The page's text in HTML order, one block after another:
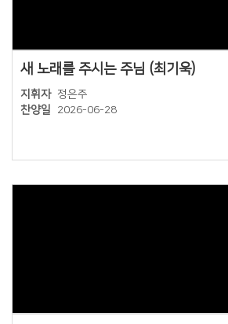
새 노래를 주시는 주님 (최기욱)
지휘자 정은주
찬양일
2026-06-28